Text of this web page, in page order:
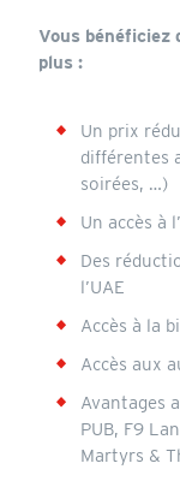
Vous bénéficiez
plus :
Un prix
différentes
soirées, …)
Un accès à
Des
l’UAE
Accès à la
Accès aux
Avantages
PUB, F9
Martyrs &